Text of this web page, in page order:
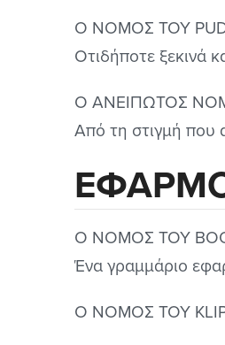
Ο ΝΟΜΟΣ ΤΟΥ
Οτιδήποτε ξεκινά
Ο ΑΝΕΙΠΩΤΟΣ
Από τη στιγμή που
Ο ΝΟΜΟΣ ΤΟΥ
Ένα γραμμάριο
Ο ΝΟΜΟΣ ΤΟΥ